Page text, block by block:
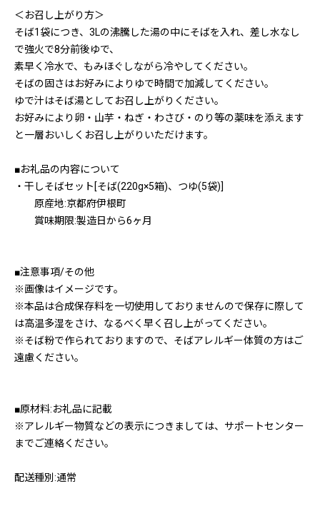
＜お召し上がり方＞
そば1袋につき、3Lの沸騰した湯の中にそばを入れ、差し水なし
で強火で8分前後ゆで、
素早く冷水で、もみほぐしながら冷やしてください。
そばの固さはお好みによりゆで時間で加減してください。
ゆで汁はそば湯としてお召し上がりください。
お好みにより卵・山芋・ねぎ・わさび・のり等の薬味を添えます
と一層おいしくお召し上がりいただけます。
■お礼品の内容について
・干しそばセット[そば(220g×5箱)、つゆ(5袋)]
原産地:京都府伊根町
賞味期限:製造日から6ヶ月
■注意事項/その他
※画像はイメージです。
※本品は合成保存料を一切使用しておりませんので保存に際して
は高温多湿をさけ、なるべく早く召し上がってください。
※そば粉で作られておりますので、そばアレルギー体質の方はご
遠慮ください。
■原材料:お礼品に記載
※アレルギー物質などの表示につきましては、サポートセンター
までご連絡ください。
配送種別:通常